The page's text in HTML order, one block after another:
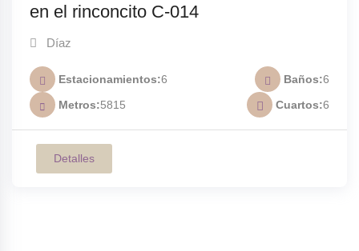
en el rinconcito C-014
Díaz
Estacionamientos 6 Baños 6
Metros 5815 Cuartos 6
Detalles